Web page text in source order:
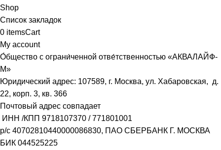
Shop
Список закладок
0 itemsCart
My account
О́бщество с ограни́ченной отве́тственностью «АКВАЛАЙФ-
М»
Юридический адрес: 107589, г. Москва, ул. Хабаровская, д.
22, корп. 3, кв. 366
Почтовый адрес совпадает
ИНН /КПП 9718107370 /771801001
р/с 40702810440000086830, ПАО СБЕРБАНК Г. МОСКВА
БИК 044525225